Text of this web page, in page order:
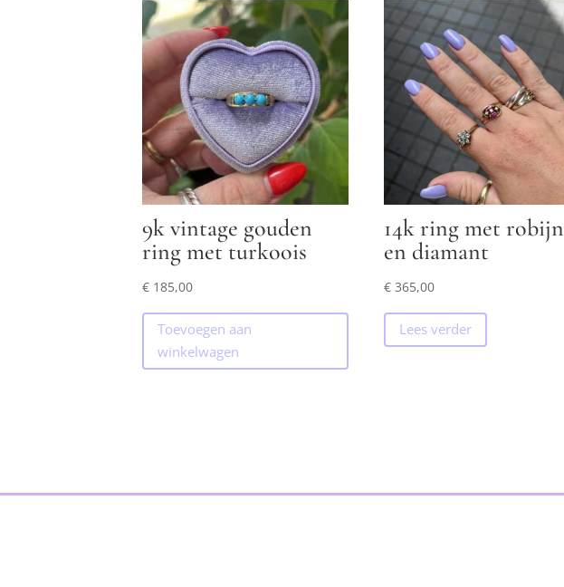
9k vintage gouden
ring met turkoois
€ 185,00
Toevoegen aan
winkelwagen
14k ring met robijn
en diamant
€ 365,00
Lees verder